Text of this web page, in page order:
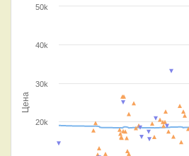
Цена
20k
30k
40k
50k